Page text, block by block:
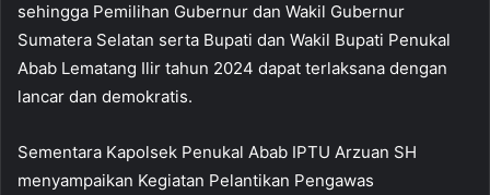
sehingga Pemilihan Gubernur dan Wakil Gubernur
Sumatera Selatan serta Bupati dan Wakil Bupati Penukal
Abab Lematang Ilir tahun 2024 dapat terlaksana dengan
lancar dan demokratis.
Sementara Kapolsek Penukal Abab IPTU Arzuan SH
menyampaikan Kegiatan Pelantikan Pengawas